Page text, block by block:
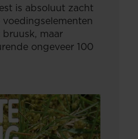
is absoluut zacht
maar
ongeveer 100